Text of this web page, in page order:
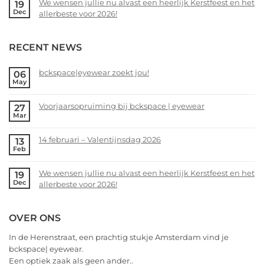
bckspace
|
on
14
Valentijnsdag
19
Dec
We wensen jullie nu alvast een heerlijk Kerstfeest en het
allerbeste voor 2026!
on
wensen
alvast
Kerstfeest
allerbeste
voor
RECENT NEWS
06
May
bckspace|eyewear zoekt jou!
on
jou!
27
Mar
Voorjaarsopruiming bij bckspace | eyewear
on
bckspace
|
13
Feb
14 februari – Valentijnsdag 2026
on
14
Valentijnsdag
19
Dec
We wensen jullie nu alvast een heerlijk Kerstfeest en het
allerbeste voor 2026!
on
wensen
jullie
nu
OVER ONS
In de Herenstraat, een prachtig stukje Amsterdam vind je
bckspace| eyewear.
Een optiek zaak als geen ander..